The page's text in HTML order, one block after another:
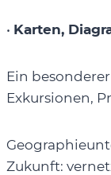
• Karten,
Ein
Exkursionen,
Zukunft: